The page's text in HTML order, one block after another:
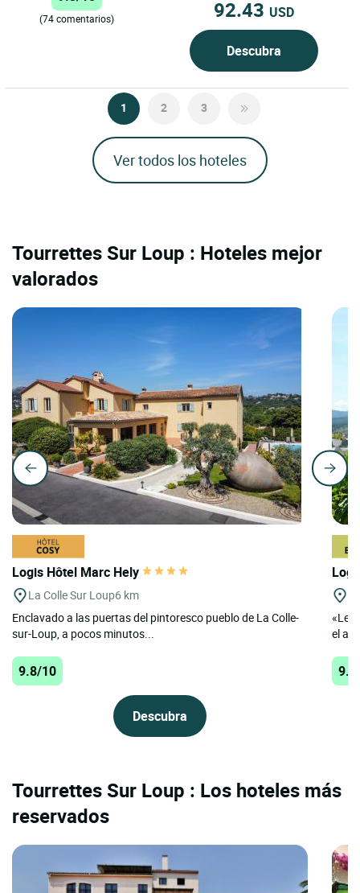
(74 comentarios) 92.43 USD
Descubra
1 2 3
Ver todos los hoteles
Tourrettes Sur Loup : Hoteles mejor
valorados
Logis Hôtel Marc Hely
La Colle Sur Loup6 km
Enclavado a las puertas del pintoresco pueblo de La Colle-
sur-Loup, a pocos minutos...
9.8/10
Descubra
«Le
el
Tourrettes Sur Loup : Los hoteles más
reservados